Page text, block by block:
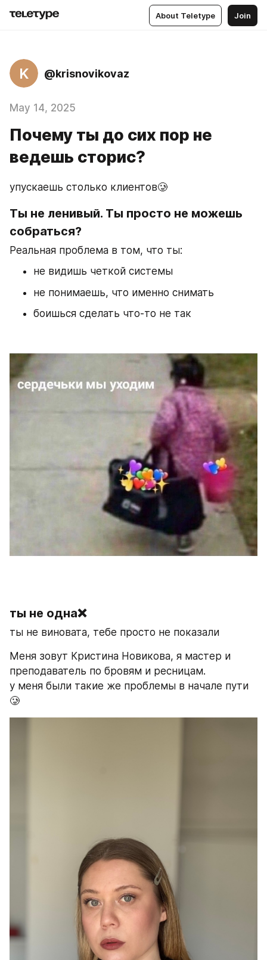
About Teletype Join
K @krisnovikovaz
May 14, 2025
Почему ты до сих пор не
ведешь сторис?
упускаешь столько клиентов🥲
Ты не ленивый. Ты просто не можешь
собраться?
Реальная проблема в том, что ты:
не видишь четкой системы
не понимаешь, что именно снимать
боишься сделать что-то не так
ты не одна❌
ты не виновата, тебе просто не показали
Меня зовут Кристина Новикова, я мастер и
преподаватель по бровям и ресницам.
у меня были такие же проблемы в начале пути
🥲